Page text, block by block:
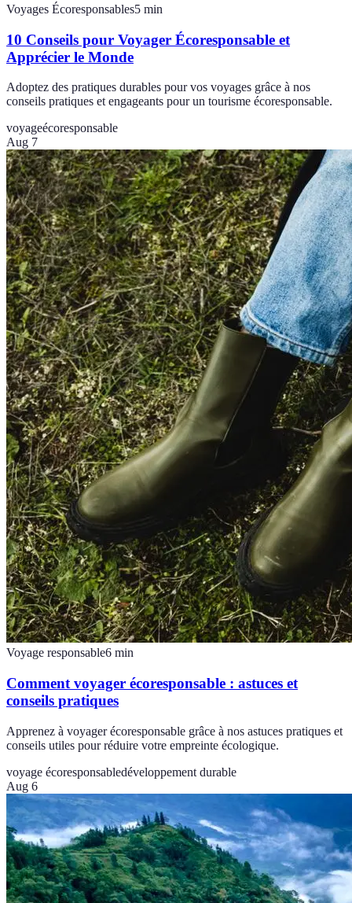
Voyages Écoresponsables5 min
10 Conseils pour Voyager Écoresponsable et
Apprécier le Monde
Adoptez des pratiques durables pour vos voyages grâce à nos
conseils pratiques et engageants pour un tourisme écoresponsable.
voyageécoresponsable
Aug 7
Voyage responsable6 min
Comment voyager écoresponsable : astuces et
conseils pratiques
Apprenez à voyager écoresponsable grâce à nos astuces pratiques et
conseils utiles pour réduire votre empreinte écologique.
voyage écoresponsabledéveloppement durable
Aug 6